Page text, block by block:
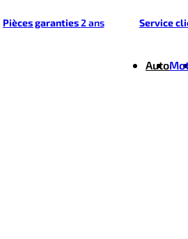
Pièces garanties2 ans Service
Auto